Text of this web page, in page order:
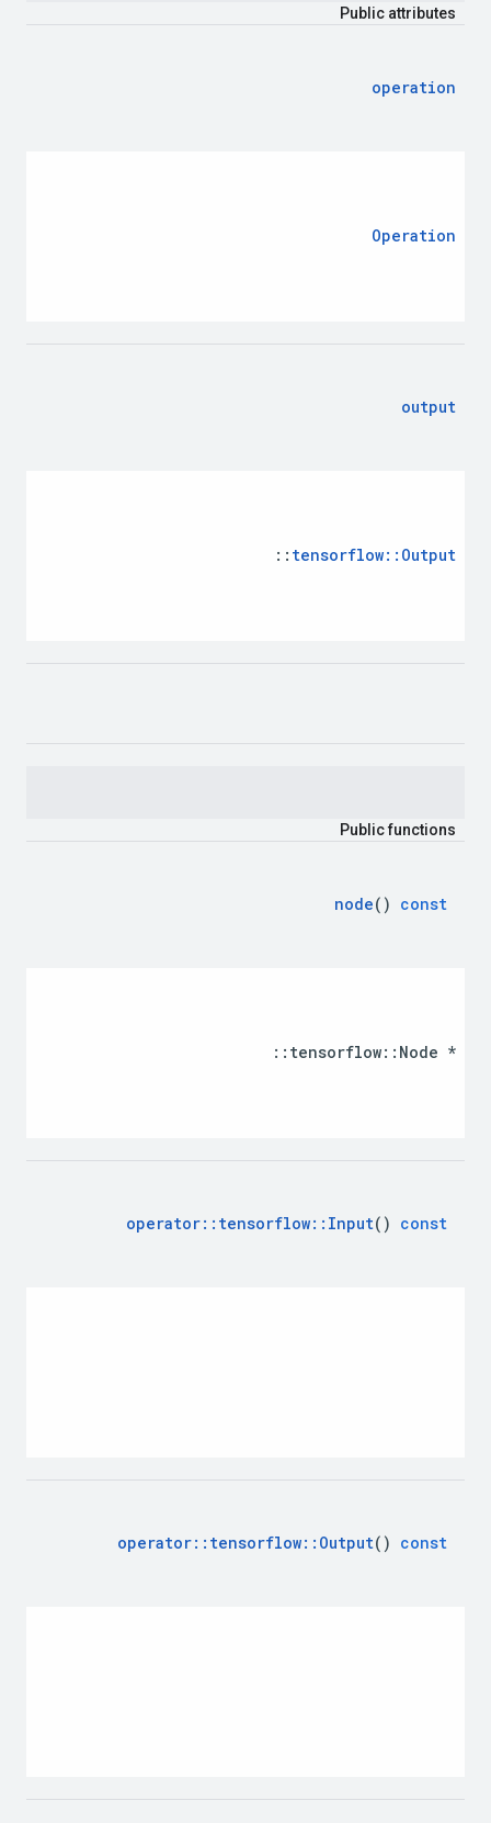
Public attributes
operation
Operation
output
:: tensorflow:: Output
Publicfunctions
node() const
:: tensorflow:: Node *
operator:: tensorflow:: Input() const
operator:: tensorflow:: Output() const